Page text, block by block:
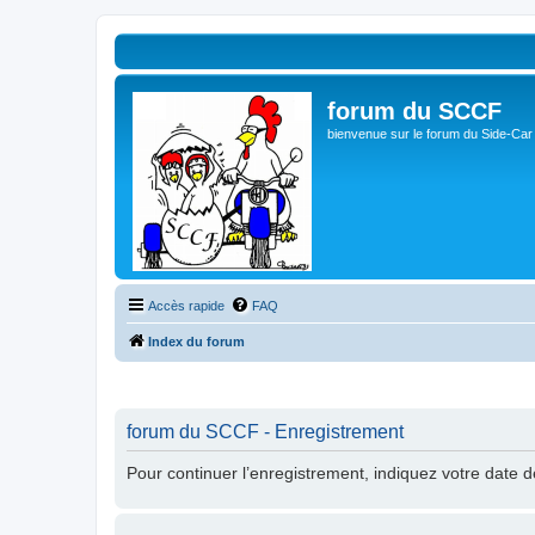
forum du SCCF
bienvenue sur le forum du Side-
Accès rapide FAQ
Index du forum
forum du SCCF - Enregistrement
Pour continuer l’enregistrement, indiquez votre date